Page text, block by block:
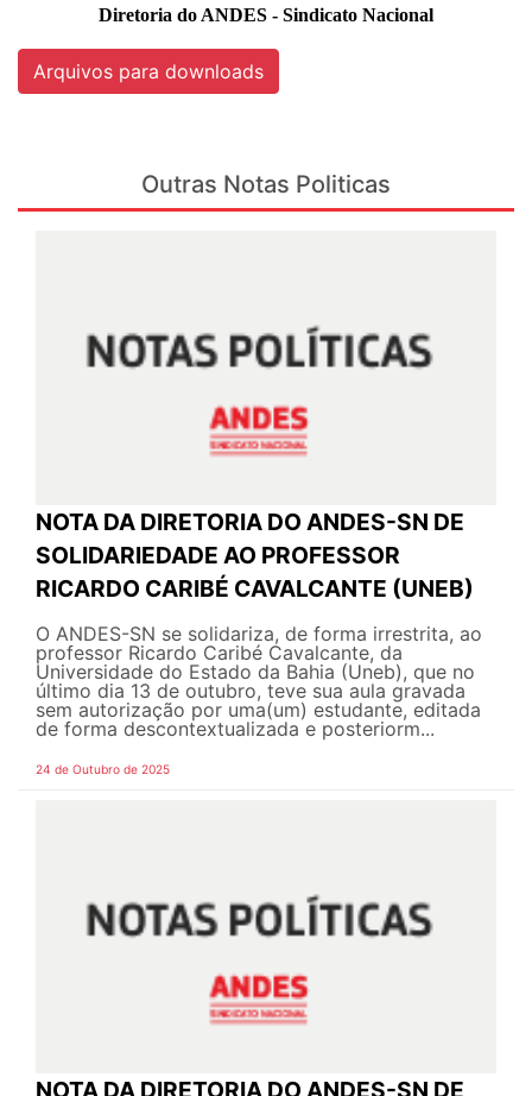
Diretoria do ANDES - Sindicato Nacional
Arquivos para downloads
Outras Notas Politicas
NOTA DA DIRETORIA DO ANDES-SN DE
SOLIDARIEDADE AO PROFESSOR
RICARDO CARIBÉ CAVALCANTE (UNEB)
O ANDES-SN se solidariza, de forma irrestrita, ao
professor Ricardo Caribé Cavalcante, da
Universidade do Estado da Bahia (Uneb), que no
último dia 13 de outubro, teve sua aula gravada
sem autorização por uma(um) estudante, editada
de forma descontextualizada e posteriorm...
24 de Outubro de 2025
NOTA DA DIRETORIA DO ANDES-SN DE